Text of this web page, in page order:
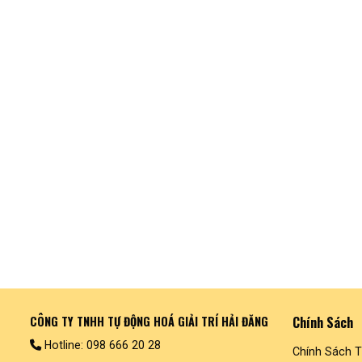
CÔNG TY TNHH TỰ ĐỘNG HOÁ GIẢI TRÍ HẢI ĐĂNG
Hotline: 098 666 20 28
Chính Sách
Chính Sách